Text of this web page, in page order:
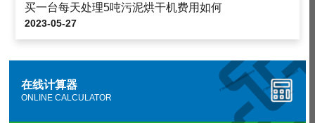
买一台每天处理5吨污泥烘干机费用如何
2023-05-27
在线计算器
ONLINE CALCULATOR